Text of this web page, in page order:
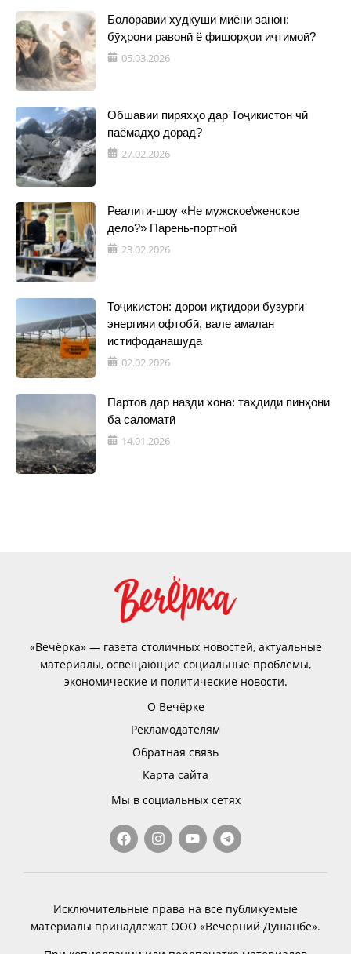
Болоравии худкушӣ миёни занон:
бӯҳрони равонӣ ё фишорҳои иҷтимоӣ?
05.03.2026
Обшавии пиряхҳо дар Тоҷикистон чӣ
паёмадҳо дорад?
27.02.2026
Реалити-шоу «Не мужское\женское
дело?» Парень-портной
23.02.2026
Тоҷикистон: дорои иқтидори бузурги
энергияи офтобӣ, вале амалан
истифоданашуда
02.02.2026
Партов дар назди хона: таҳдиди пинҳонӣ
ба саломатӣ
14.01.2026
«Вечёрка» — газета столичных новостей, актуальные
материалы, освещающие социальные проблемы,
экономические и политические новости.
О Вечёрке
Рекламодателям
Обратная связь
Карта сайта
Мы в социальных сетях
Исключительные права на все публикуемые
материалы принадлежат ООО «Вечерний Душанбе».